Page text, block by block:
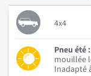
4x4
Pneu été :
mouillée
Inadapté